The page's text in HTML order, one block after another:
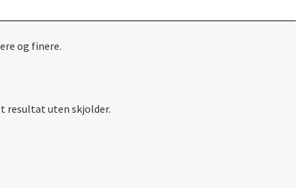
og finere.
resultat uten skjolder.